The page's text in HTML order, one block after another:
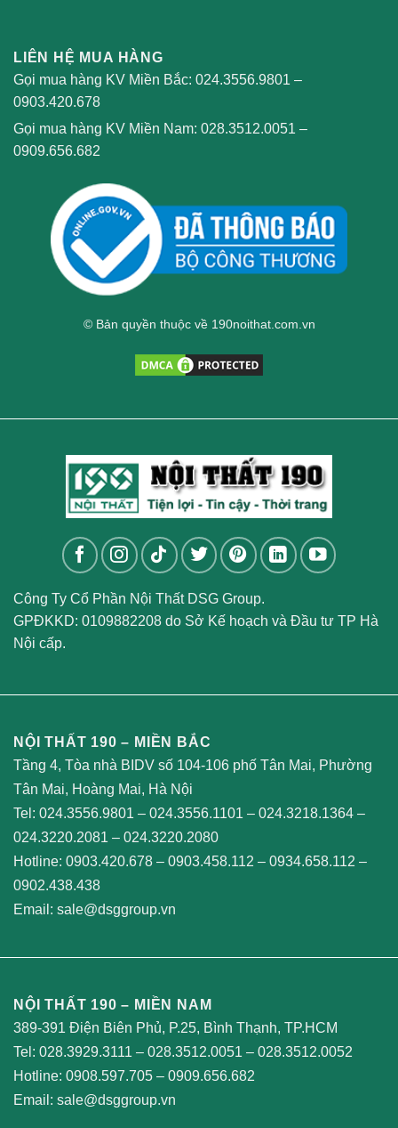
LIÊN HỆ MUA HÀNG
Gọi mua hàng KV Miền Bắc: 024.3556.9801 –
0903.420.678
Gọi mua hàng KV Miền Nam: 028.3512.0051 –
0909.656.682
© Bản quyền thuộc về 190noithat.com.vn
Công Ty Cổ Phần Nội Thất DSG Group.
GPĐKKD: 0109882208 do Sở Kế hoạch và Đầu tư TP Hà
Nội cấp.
NỘI THẤT 190 – MIỀN BẮC
Tầng 4, Tòa nhà BIDV số 104-106 phố Tân Mai, Phường
Tân Mai, Hoàng Mai, Hà Nội
Tel: 024.3556.9801 – 024.3556.1101 – 024.3218.1364 –
024.3220.2081 – 024.3220.2080
Hotline: 0903.420.678 – 0903.458.112 – 0934.658.112 –
0902.438.438
Email: sale@dsggroup.vn
NỘI THẤT 190 – MIỀN NAM
389-391 Điện Biên Phủ, P.25, Bình Thạnh, TP.HCM
Tel: 028.3929.3111 – 028.3512.0051 – 028.3512.0052
Hotline: 0908.597.705 – 0909.656.682
Email: sale@dsggroup.vn